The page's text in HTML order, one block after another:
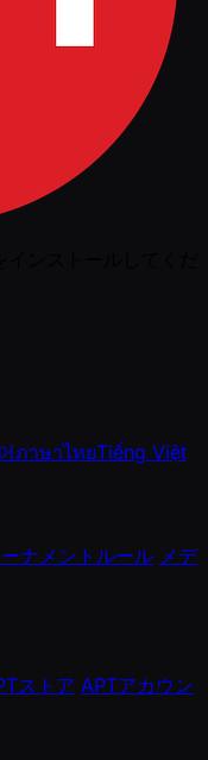
ภาษาไทยTiếng Việt
ーナメントルール メデ
ストア APTアカウン